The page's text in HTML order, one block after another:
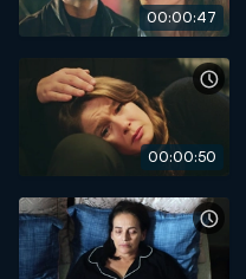
00:00:47
00:00:50